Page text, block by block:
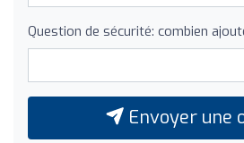
Question de sécurité: combien
Envoyer une